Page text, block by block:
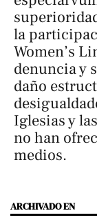
la
Women’s
denuncia y
daño
Iglesias y
no han
medios.
ARCHIVADO EN